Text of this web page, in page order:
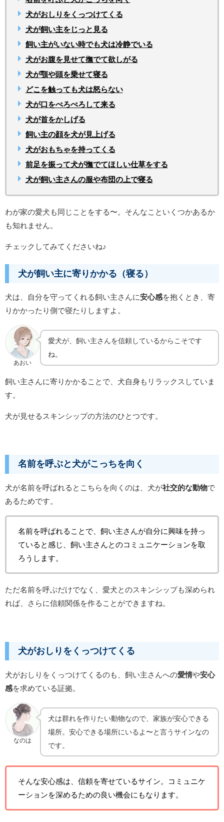
犬がおしりをくっつけてくる
犬が飼い主をじっと見る
飼い主がいない時でも犬は冷静でいる
犬がお腹を見せて撫でて欲しがる
犬が顎や頭を乗せて寝る
どこを触っても犬は怒らない
犬が口をぺろぺろして来る
犬が首をかしげる
飼い主の顔を犬が見上げる
犬がおもちゃを持ってくる
前足を振って犬が撫でてほしい仕草をする
犬が飼い主さんの服や布団の上で寝る
わが家の愛犬も同じことをする〜。そんなこといくつかあるか
も知れません。
チェックしてみてくださいね♪
犬が飼い主に寄りかかる（寝る）
犬は、自分を守ってくれる飼い主さんに安心感を抱くとき、 寄
りかかったり側で寝たりしますよ。
あおい
愛犬が、飼い主さんを信頼しているからこそです
ね。
飼い主さんに寄りかかることで、犬自身もリラックス していま
す。
犬が見せるスキンシップの方法のひとつです。
名前を呼ぶと犬がこっちを向く
犬が名前を呼ばれるとこちらを向くのは、犬が社交的な動物で
あるためです。
名前を呼ばれることで、飼い主さんが自分に興味を持っ
ていると感じ、飼い主さんとのコミュニケーションを取
ろうします。
ただ名前を呼ぶだけでなく、愛犬とのスキンシップも深められ
れば、さらに信頼関係を作ることができますね。
犬がおしりをくっつけてくる
犬がおしりをくっつけてくるのも、飼い主さんへの愛情や安心
感を求めている証拠。
なのは
犬は群れを作りたい動物なので、家族が安心できる
場所。安心できる場所にいるよ〜と言うサインなの
です。
そんな安心感は、信頼を寄せているサイン。コミュニケ
ーションを深めるための良い機会にもなります。